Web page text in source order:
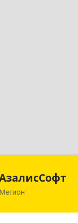
Мегион